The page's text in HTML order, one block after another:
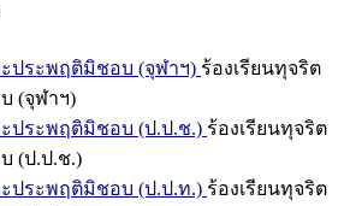
ประพฤติมิชอบ (จุฬาฯ) ร้องเรียนทุจริต
(จุฬาฯ)
ประพฤติมิชอบ (ป.ป.ช.) ร้องเรียนทุจริต
(ป.ป.ช.)
ประพฤติมิชอบ (ป.ป.ท.) ร้องเรียนทุจริต